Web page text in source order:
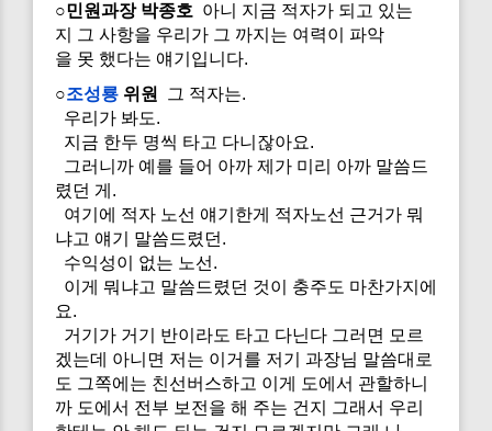
○민원과장 박종호 아니 지금 적자가 되고 있는
지 그 사항을 우리가 그 까지는 여력이 파악
을 못 했다는 얘기입니다.
○조성룡 위원
그 적자는.
우리가 봐도.
지금 한두 명씩 타고 다니잖아요.
그러니까 예를 들어 아까 제가 미리 아까 말씀드
렸던 게.
여기에 적자 노선 얘기한게 적자노선 근거가 뭐
냐고 얘기 말씀드렸던.
수익성이 없는 노선.
이게 뭐냐고 말씀드렸던 것이 충주도 마찬가지에
요.
거기가 거기 반이라도 타고 다닌다 그러면 모르
겠는데 아니면 저는 이거를 저기 과장님 말씀대로
도 그쪽에는 친선버스하고 이게 도에서 관할하니
까 도에서 전부 보전을 해 주는 건지 그래서 우리